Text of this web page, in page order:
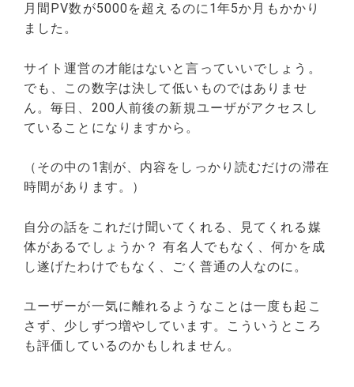
月間PV数が5000を超えるのに1年5か月もかかり
ました。
サイト運営の才能はないと言っていいでしょう。
でも、この数字は決して低いものではありませ
ん。毎日、200人前後の新規ユーザがアクセスし
ていることになりますから。
（その中の1割が、内容をしっかり読むだけの滞在
時間があります。）
自分の話をこれだけ聞いてくれる、見てくれる媒
体があるでしょうか？ 有名人でもなく、何かを成
し遂げたわけでもなく、ごく普通の人なのに。
ユーザーが一気に離れるようなことは一度も起こ
さず、少しずつ増やしています。こういうところ
も評価しているのかもしれません。